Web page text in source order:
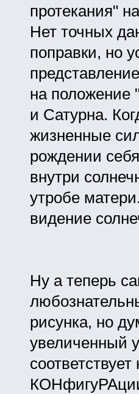
протекания"
Нет точных
поправки, но
на положение
и Сатурна.
жизненные
рождении
внутри
утробе
видение
Ну а теперь
рисунка, но
увеличенный